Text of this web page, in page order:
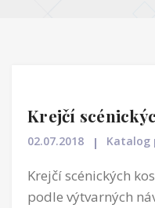
Krejčí
02.07.2018 Katalog
Krejčí scénických
podle výtvarných